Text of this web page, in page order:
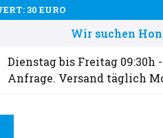
30 EURO
Wir suchen
Dienstag bis Freitag 09:30h
Anfrage. Versand täglich